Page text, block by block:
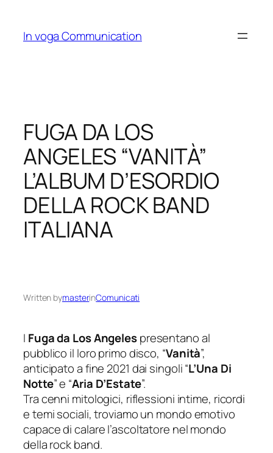
content
In voga Communication
FUGA DA LOS
ANGELES “VANITÀ”
L’ALBUM D’ESORDIO
DELLA ROCK BAND
ITALIANA
Written bymasterinComunicati
I Fuga da Los Angelespresentano al
pubblico il loro primo disco, “Vanità”,
anticipato a fine 2021 dai singoli “L’Una Di
Notte” e “Aria D’Estate”.
Tra cenni mitologici, riflessioni intime, ricordi
e temi sociali, troviamo un mondo emotivo
capace di calare l’ascoltatore nel mondo
della rock band.